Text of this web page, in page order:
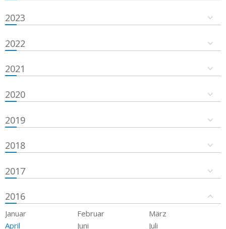
2023
2022
2021
2020
2019
2018
2017
2016
Januar Februar
März
April
Juni
Juli